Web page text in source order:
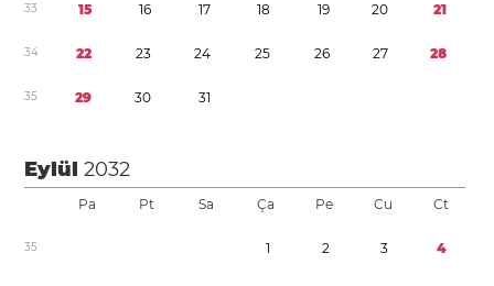
33 15 16 17 18 19 20 21
34 22 23 24 25 26 27 28
35 29 30 31
Eylül2032
Pa Pt Sa Ça Pe Cu Ct
35 1 2 3 4